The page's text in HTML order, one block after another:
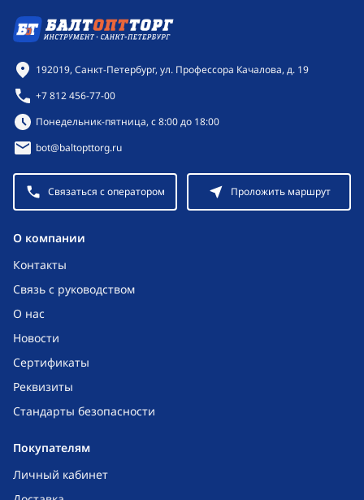
O компании
Контакты
Связь с руководством
О нас
Новости
Сертификаты
Реквизиты
Стандарты безопасности
Покупателям
Личный кабинет
Контактная информация
192019, Санкт-Петербург, ул. Профессора Качалова, д. 19
+7 812 456-77-00
Режим работы:
Понедельник-пятница, с 8:00 до 18:00
bot@baltopttorg.ru
Связаться с оператором Проложить маршрут